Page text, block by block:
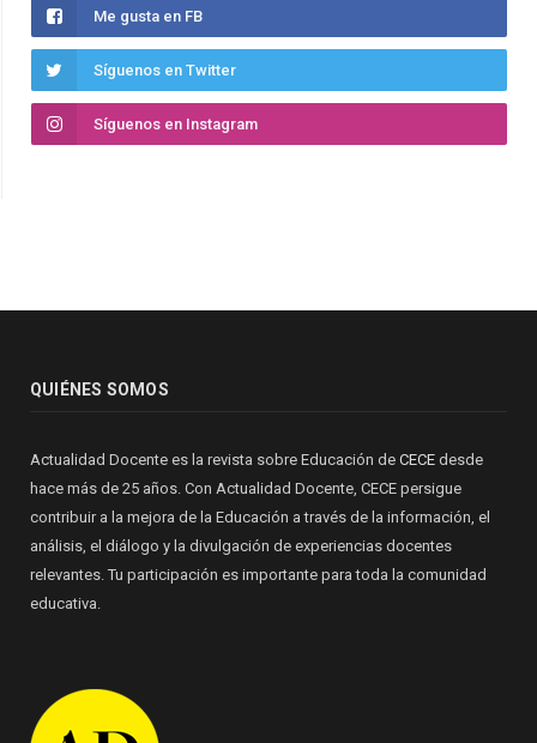
Me gusta en FB
Síguenos en Twitter
Síguenos en Instagram
QUIÉNES SOMOS
Actualidad Docente es la revista sobre Educación de CECE desde
hace más de 25 años. Con Actualidad Docente, CECE persigue
contribuir a la mejora de la Educación a través de la información, el
análisis, el diálogo y la divulgación de experiencias docentes
relevantes. Tu participación es importante para toda la comunidad
educativa.